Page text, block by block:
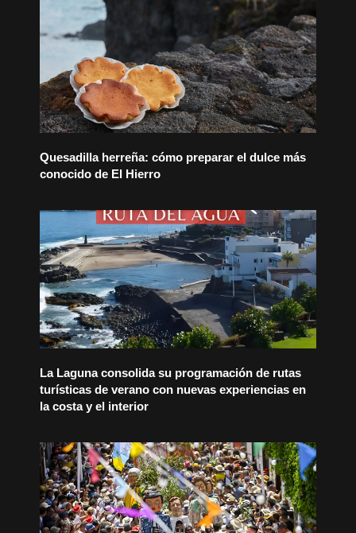
Quesadilla herreña: cómo preparar el dulce más
conocido de El Hierro
La Laguna consolida su programación de rutas
turísticas de verano con nuevas experiencias en
la costa y el interior